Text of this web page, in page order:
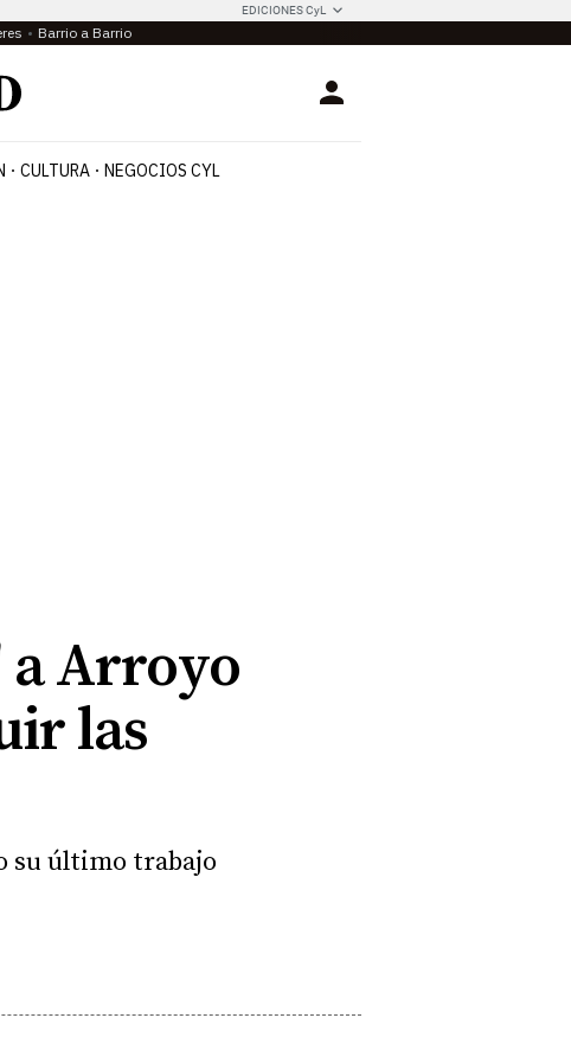
EDICIONES CyL
Barrio a Barrio
Login
CULTURA NEGOCIOS CYL
a Arroyo
las
su último trabajo